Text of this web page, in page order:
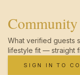
Community
What verified guests
lifestyle fit — straight
SIGN IN TO